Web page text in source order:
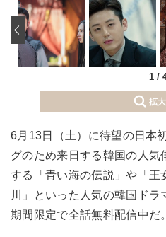
1 /
‹
拡
6月13日（土）に待望の日本
グのため来日する韓国の人気
する「青い海の伝説」や「王
川」といった人気の韓国ド
期間限定で全話無料配信中だ。